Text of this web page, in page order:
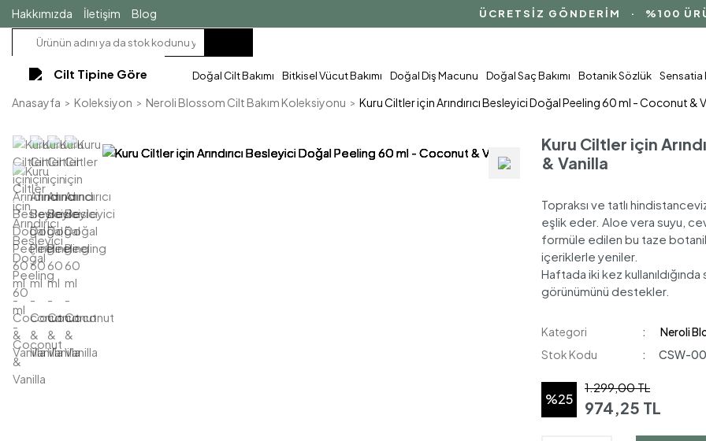
Hakkımızda İletişim Blog ÜCRETSİZ GÖNDERİM · %100
Cilt Tipine Göre Doğal Cilt Bakımı Bitkisel Vücut Bakımı Doğal Diş Macunu Doğal Saç Bakımı Botanik Sözlük Sensatia
Anasayfa Koleksiyon Neroli Blossom Cilt Bakım Koleksiyonu Kuru Ciltler için Arındırıcı Besleyici Doğal Peeling 60 ml - Coconut &
Kuru Ciltler için
& Vanilla
Topraksı ve tatlı
eşlik eder. Aloe vera suyu,
formüle edilen bu taze botanik
içeriklerle yeniler.
Haftada iki kez kullanıldığında
görünümünü destekler.
Kategori
Neroli
Stok Kodu
CSW-
%25
1.299,00 TL
974,25 TL